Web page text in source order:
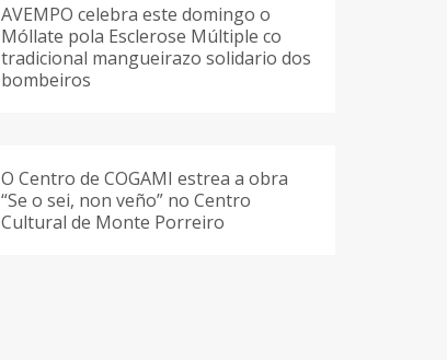
AVEMPO celebra este domingo o
Móllate pola Esclerose Múltiple co
tradicional mangueirazo solidario dos
bombeiros
O Centro de COGAMI estrea a obra
“Se o sei, non veño” no Centro
Cultural de Monte Porreiro